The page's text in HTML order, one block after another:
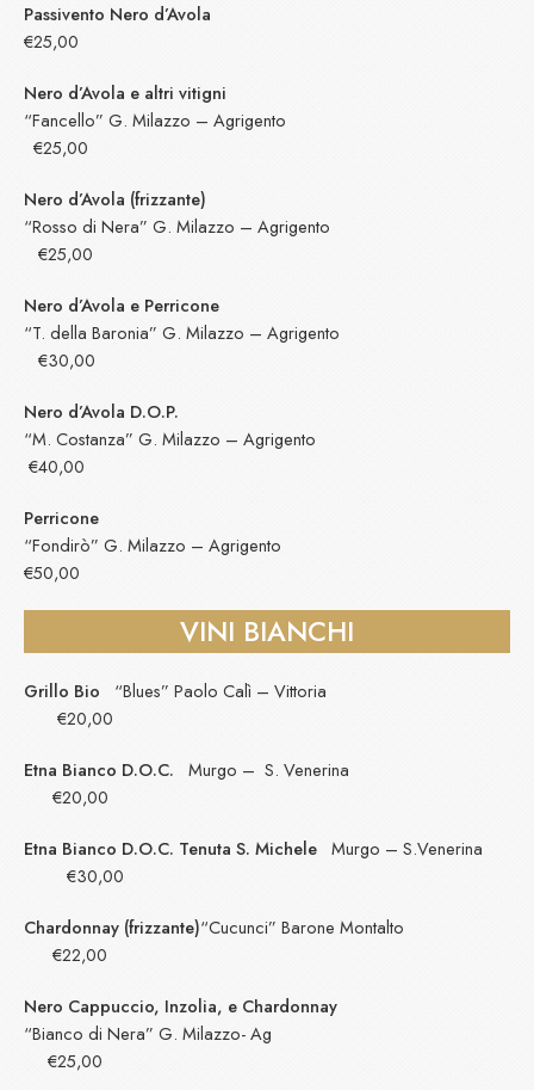
Passivento Nero d’Avola
€25,00
Nero d’Avola e altri vitigni
“Fancello” G. Milazzo – Agrigento
€25,00
Nero d’Avola (frizzante)
“Rosso di Nera” G. Milazzo – Agrigento
€25,00
Nero d’Avola e Perricone
“T. della Baronia” G. Milazzo – Agrigento
€30,00
Nero d’Avola D.O.P.
“M. Costanza” G. Milazzo – Agrigento
€40,00
Perricone
“Fondirò” G. Milazzo – Agrigento
€50,00
VINI BIANCHI
Grillo Bio “Blues” Paolo Calì – Vittoria
€20,00
Etna Bianco D.O.C. Murgo – S. Venerina
€20,00
Etna Bianco D.O.C. Tenuta S. Michele Murgo – S.Venerina
€30,00
Chardonnay (frizzante)“Cucunci” Barone Montalto
€22,00
Nero Cappuccio, Inzolia, e Chardonnay
“Bianco di Nera” G. Milazzo- Ag
€25,00